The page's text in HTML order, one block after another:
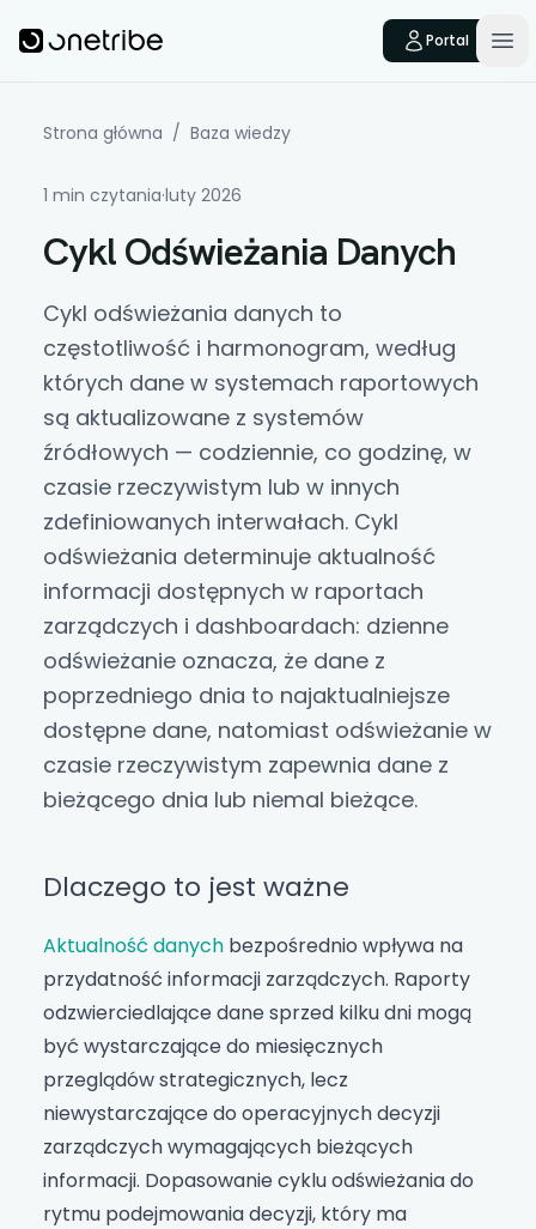
Onetribe
Portal
Strona główna / Baza wiedzy
1 min czytania·luty 2026
Cykl Odświeżania Danych
Cykl odświeżania danych to
częstotliwość i harmonogram, według
których dane w systemach raportowych
są aktualizowane z systemów
źródłowych — codziennie, co godzinę, w
czasie rzeczywistym lub w innych
zdefiniowanych interwałach. Cykl
odświeżania determinuje aktualność
informacji dostępnych w raportach
zarządczych i dashboardach: dzienne
odświeżanie oznacza, że dane z
poprzedniego dnia to najaktualniejsze
dostępne dane, natomiast odświeżanie w
czasie rzeczywistym zapewnia dane z
bieżącego dnia lub niemal bieżące.
Dlaczego to jest ważne
Aktualność danych bezpośrednio wpływa na
przydatność informacji zarządczych. Raporty
odzwierciedlające dane sprzed kilku dni mogą
być wystarczające do miesięcznych
przeglądów strategicznych, lecz
niewystarczające do operacyjnych decyzji
zarządczych wymagających bieżących
informacji. Dopasowanie cyklu odświeżania do
rytmu podejmowania decyzji, który ma